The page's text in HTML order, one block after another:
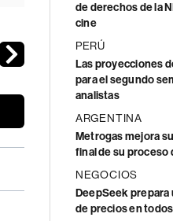
de derechos de la
cine
PERÚ
Las proyecciones
para el segundo
analistas
ARGENTINA
Metrogas mejora
final de su proceso
NEGOCIOS
DeepSeek
de precios en